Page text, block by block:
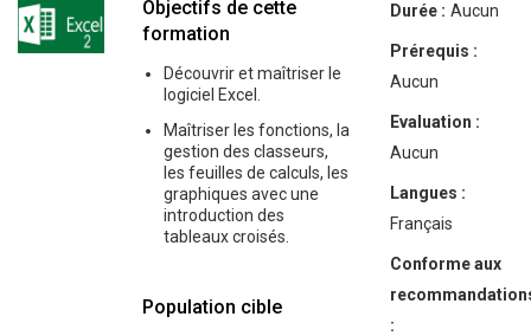
Objectifs de cette
formation
Découvrir et maîtriser le
logiciel Excel.
Maîtriser les fonctions, la
gestion des classeurs,
les feuilles de calculs, les
graphiques avec une
introduction des
tableaux croisés.
Population cible
Durée : Aucun
Prérequis :
Aucun
Evaluation :
Aucun
Langues :
Français
Conforme aux
: